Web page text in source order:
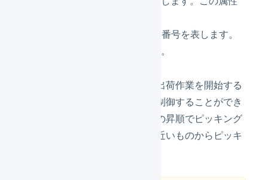
– 在庫のロット番号を表します。
この属性の利用は任意です。
を使用して、出荷作業を開始する
際のピッキング対象選択順序を制御することができ
ます。例えば、ロケーション名の昇順でピッキング
したり、あるいは出荷期限日が近いものからピッキ